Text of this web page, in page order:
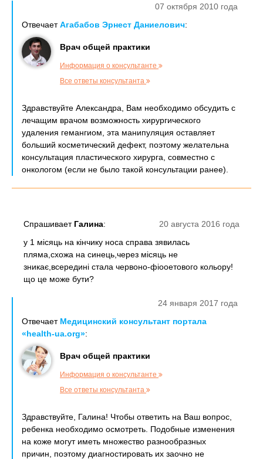
07 октября 2010 года
ОтвечаетАгабабов Эрнест Даниелович:
Врач общей практики
Информация о консультанте
Все ответы консультанта
Здравствуйте Александра, Вам необходимо обсудить с
лечащим врачом возможность хирургического
удаления гемангиом, эта манипуляция оставляет
больший косметический дефект, поэтому желательна
консультация пластического хирурга, совместно с
онкологом (если не было такой консультации ранее).
20 августа 2016 года
Спрашивает Галина:
у 1 місяць на кінчику носа справа зявилась
пляма,схожа на синець,через місяць не
зникає,всередині стала червоно-фіооетового кольору!
що це може бути?
24 января 2017 года
Отвечает Медицинский консультант портала
«health-ua.org»:
Врач общей практики
Информация о консультанте
Все ответы консультанта
Здравствуйте, Галина! Чтобы ответить на Ваш вопрос,
ребенка необходимо осмотреть. Подобные изменения
на коже могут иметь множество разнообразных
причин, поэтому диагностировать их заочно не